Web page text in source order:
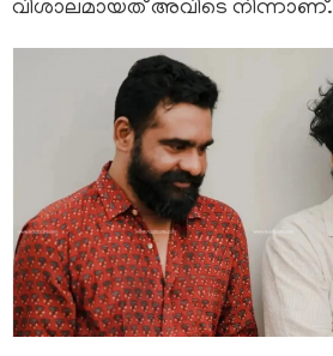
വിശാലമായത് അവിടെ നിന്നാണ്.
sajas3.jpg